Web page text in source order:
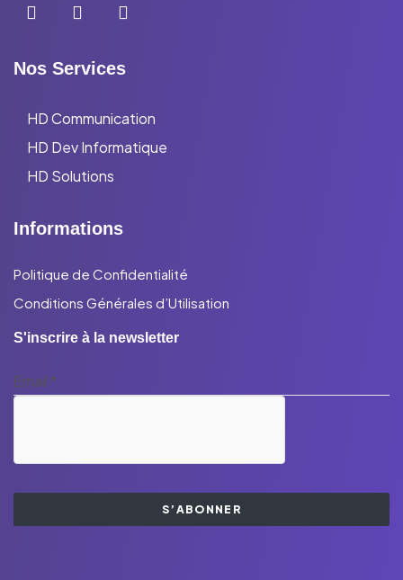
Nos Services
HD Communication
HD Dev Informatique
HD Solutions
Informations
Politique de Confidentialité
Conditions Générales d’Utilisation
S'inscrire à la newsletter
Email*
S’ABONNER